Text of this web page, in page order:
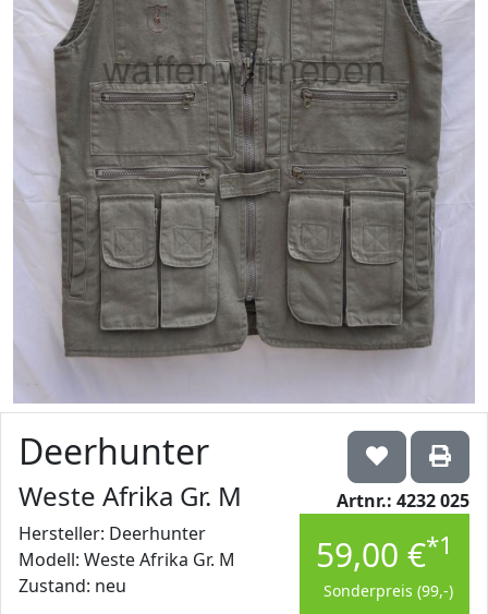
Artnr.: 4232 025
59,00 €*1
Sonderpreis (99,-)
Deerhunter
Weste Afrika Gr. M
Hersteller: Deerhunter
Modell: Weste Afrika Gr. M
Zustand: neu